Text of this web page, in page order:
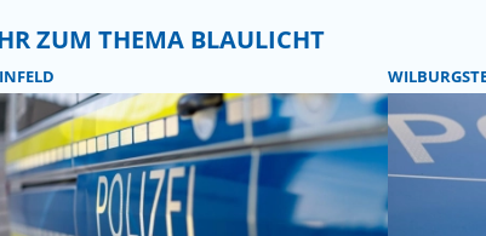
ZUM THEMA BLAULICHT